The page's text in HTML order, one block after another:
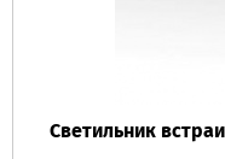
Светильник